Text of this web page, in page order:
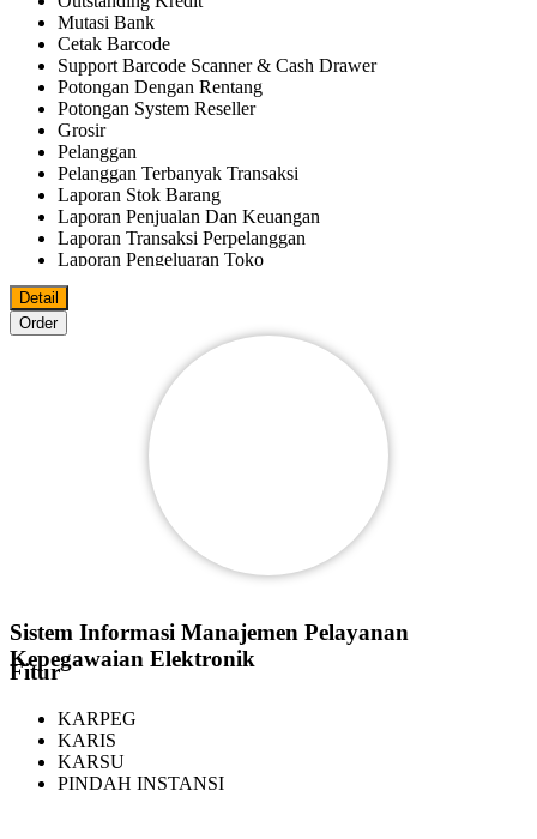
Mutasi Bank
Cetak Barcode
Support Barcode Scanner & Cash Drawer
Potongan Dengan Rentang
Potongan System Reseller
Grosir
Pelanggan
Pelanggan Terbanyak Transaksi
Laporan Stok Barang
Laporan Penjualan Dan Keuangan
Laporan Transaksi Perpelanggan
Laporan Pengeluaran Toko
Laporan Fee Marketer
Bisa Import/Export Data Master Ke MS.Excel
Bisa Export Data File Ke PDF
Bisa Digunakan Beberapa Komputer Dalam Satu Jaringan
Detail
Order
Sistem Informasi Manajemen Pelayanan
Kepegawaian Elektronik
Fitur
KARPEG
KARIS
KARSU
PINDAH INSTANSI